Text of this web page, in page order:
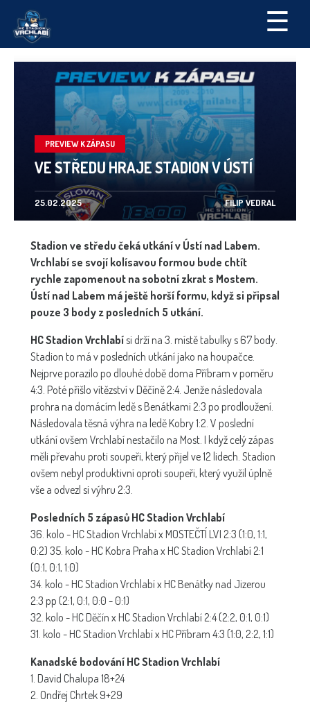
☰
PREVIEW K ZÁPASU
VE STŘEDU HRAJE STADION V ÚSTÍ
25.02.2025 FILIP VEDRAL
Stadion ve středu čeká utkání v Ústí nad Labem.
Vrchlabí se svojí kolísavou formou bude chtít
rychle zapomenout na sobotní zkrat s Mostem.
Ústí nad Labem má ještě horší formu, když si připsal
pouze 3 body z posledních 5 utkání.
HC Stadion Vrchlabísi drží na 3. místě tabulky s 67 body.
Stadion to má v posledních utkání jako na houpačce.
Nejprve porazilo po dlouhé době doma Příbram v poměru
4:3. Poté přišlo vítězství v Děčíně 2:4. Jenže následovala
prohra na domácím ledě s Benátkami 2:3 po prodloužení.
Následovala těsná výhra na ledě Kobry 1:2. V poslední
utkání ovšem Vrchlabí nestačilo na Most. I když celý zápas
měli převahu proti soupeři, který přijel ve 12 lidech. Stadion
ovšem nebyl produktivní oproti soupeři, který využil úplně
vše a odvezl si výhru 2:3.
Posledních 5 zápasů HC Stadion Vrchlabí
36. kolo - HC Stadion Vrchlabí x MOSTEČTÍ LVI 2:3 (1:0, 1:1,
0:2) 35. kolo - HC Kobra Praha x HC Stadion Vrchlabí 2:1
(0:1, 0:1, 1:0)
34. kolo - HC Stadion Vrchlabí x HC Benátky nad Jizerou
2:3 pp (2:1, 0:1, 0:0 - 0:1)
32. kolo - HC Děčín x HC Stadion Vrchlabí 2:4 (2:2, 0:1, 0:1)
31. kolo - HC Stadion Vrchlabí x HC Příbram 4:3 (1:0, 2:2, 1:1)
Kanadské bodování HC Stadion Vrchlabí
1. David Chalupa 18+24
2. Ondřej Chrtek 9+29